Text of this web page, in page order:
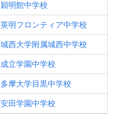
穎明館中学校
英明フロンティア中学校
城西大学附属城西中学校
成立学園中学校
多摩大学目黒中学校
安田学園中学校